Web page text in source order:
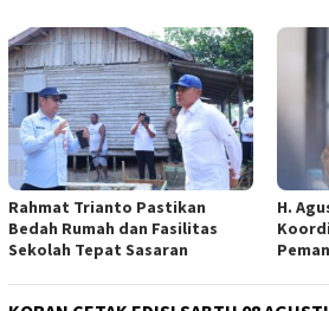
Rahmat Trianto Pastikan
Bedah Rumah dan Fasilitas
Sekolah Tepat Sasaran
H.